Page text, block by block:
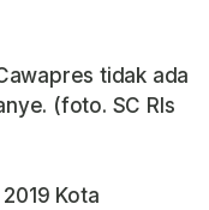
tidak ada
(foto. SC Rls
Kota